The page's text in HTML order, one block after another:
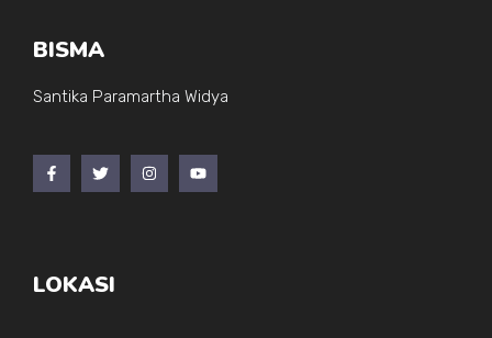
BISMA
Santika Paramartha Widya
LOKASI